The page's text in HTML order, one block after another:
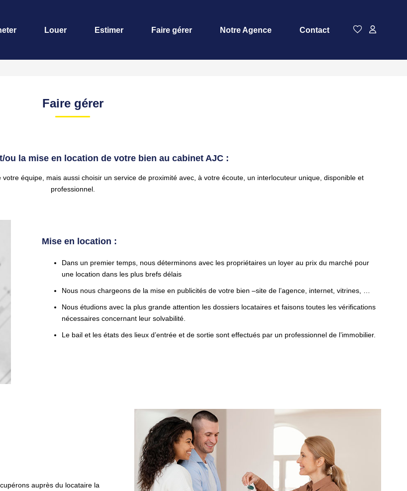
Louer Estimer Faire gérer Notre Agence Contact
Faire gérer
ou la mise en location de votre bien au cabinet AJC :
équipe, mais aussi choisir un service de proximité avec, à votre écoute, un interlocuteur unique, disponible et
professionnel.
Mise en location :
Dans un premier temps, nous déterminons avec les propriétaires un loyer au prix du marché pour
une location dans les plus brefs délais
Nous nous chargeons de la mise en publicités de votre bien –site de l’agence, internet, vitrines, …
Nous étudions avec la plus grande attention les dossiers locataires et faisons toutes les vérifications
nécessaires concernant leur solvabilité.
Le bail et les états des lieux d’entrée et de sortie sont effectués par un professionnel de l’immobilier.
auprès du locataire la